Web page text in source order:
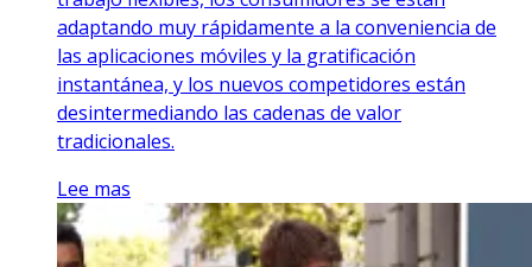
adaptando muy rápidamente a la conveniencia de
las aplicaciones móviles y la gratificación
instantánea, y los nuevos competidores están
desintermediando las cadenas de valor
tradicionales.
Lee mas